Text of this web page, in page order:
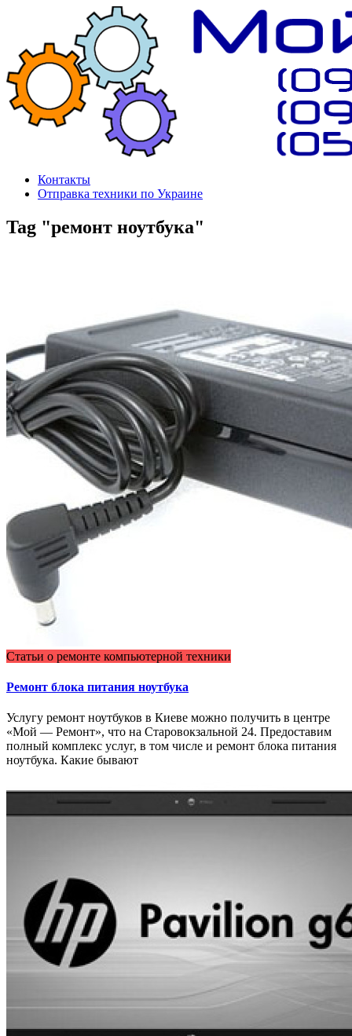
Контакты
Отправка техники по Украине
Tag "ремонт ноутбука"
Статьи о ремонте компьютерной техники
Ремонт блока питания ноутбука
Услугу ремонт ноутбуков в Киеве можно получить в центре
«Мой — Ремонт», что на Старовокзальной 24. Предоставим
полный комплекс услуг, в том числе и ремонт блока питания
ноутбука. Какие бывают